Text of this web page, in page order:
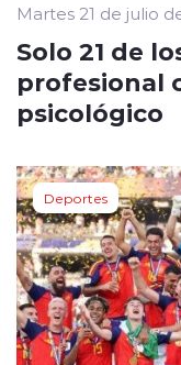
Martes 21 de julio
Solo 21 de
profesional
psicológico
Deportes